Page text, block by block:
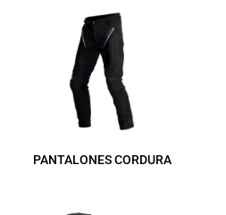
PANTALONES CORDURA